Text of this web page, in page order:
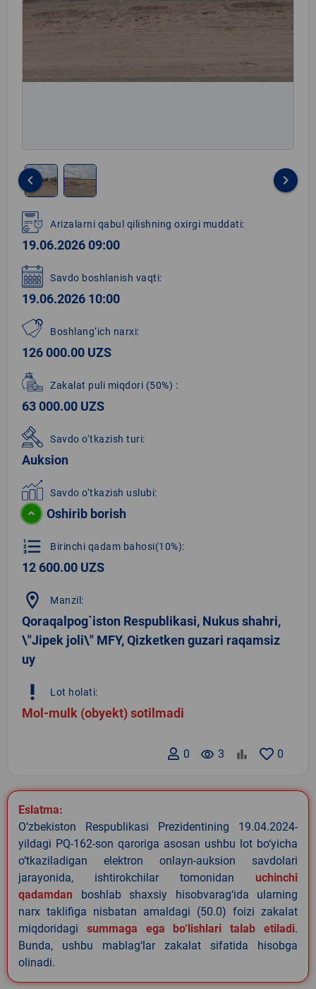
1
of
2
keyboard_arrow_left keyboard_arrow_right
Arizalarni qabul qilishning oxirgi muddati:
19.06.2026 09:00
Savdo boshlanish vaqti:
19.06.2026 10:00
Boshlang‘ich narxi:
126 000.00 UZS
Zakalat puli miqdori (50%) :
63 000.00 UZS
Savdo o‘tkazish turi:
Auksion
Savdo o‘tkazish uslubi:
Oshirib borish
format_list_numbered Birinchi qadam bahosi(10%):
12 600.00 UZS
location_on Manzil:
Qoraqalpog`iston Respublikasi, Nukus shahri,
\"Jipek joli\" MFY, Qizketken guzari raqamsiz
uy
priority_high Lot holati:
Mol-mulk (obyekt) sotilmadi
0
remove_red_eye 3
0
Eslatma:
O‘zbekiston Respublikasi Prezidentining 19.04.2024-
yildagi PQ-162-son qaroriga asosan ushbu lot bo‘yicha
o‘tkaziladigan elektron onlayn-auksion savdolari
jarayonida, ishtirokchilar tomonidan uchinchi
qadamdan boshlab shaxsiy hisobvarag‘ida ularning
narx taklifiga nisbatan amaldagi (50.0) foizi zakalat
miqdoridagi summaga ega bo‘lishlari talab etiladi.
Bunda, ushbu mablag‘lar zakalat sifatida hisobga
olinadi.